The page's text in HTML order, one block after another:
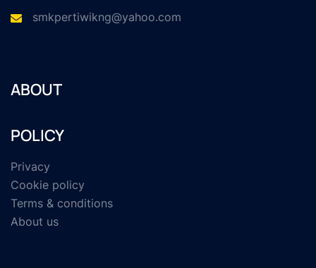
smkpertiwikng@yahoo.com
ABOUT
POLICY
Privacy
Cookie policy
Terms & conditions
About us